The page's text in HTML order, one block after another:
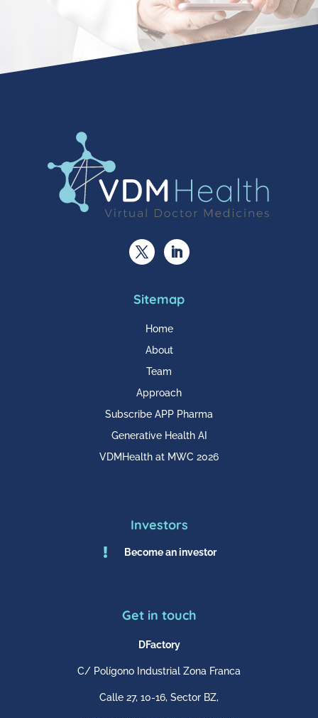
Sitemap
Home
About
Team
Approach
Subscribe APP Pharma
Generative Health AI
VDMHealth at MWC 2026
Investors
 Become an investor
Get in touch
DFactory
C/ Polígono Industrial Zona Franca
Calle 27, 10-16, Sector BZ,